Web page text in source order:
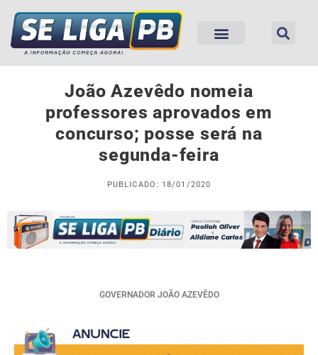
João Azevêdo nomeia
professores aprovados em
concurso; posse será na
segunda-feira
PUBLICADO: 18/01/2020
GOVERNADOR JOÃO AZEVÊDO